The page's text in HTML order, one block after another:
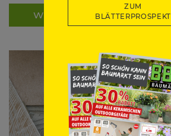
ZUM
BLÄTTERPROSPEKT
WEITERLESEN